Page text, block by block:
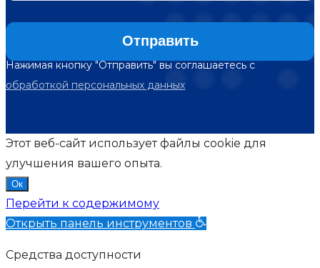
Нажимая кнопку "Отправить" вы соглашаетесь с
обработкой персональных данных
Этот веб-сайт использует файлы cookie для
улучшения вашего опыта.
Ок
Перейти к содержимому
Открыть панель инструментов
Средства доступности